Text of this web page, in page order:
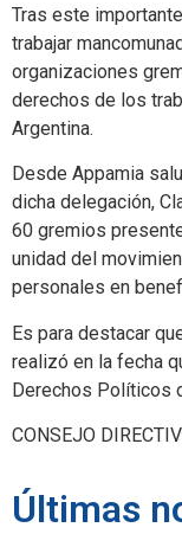
Tras este
trabajar
organizaciones
derechos de los
Argentina.
Desde Appamia
dicha delegación,
60 gremios
unidad del
personales en
Es para destacar
realizó en la fecha
Derechos Políticos
CONSEJO
Últimas